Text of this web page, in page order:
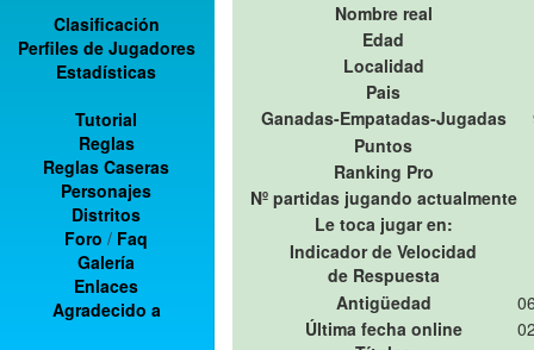
Clasificación
Perfiles de Jugadores
Estadísticas
Tutorial
Reglas
Reglas Caseras
Personajes
Distritos
Foro / Faq
Galería
Enlaces
Agradecido a
Nombre real
Edad
Localidad
Pais
Ganadas-Empatadas-Jugadas
Puntos
Ranking Pro
Nº partidas jugando actualmente
Le toca jugar en:
Indicador de Velocidad
de Respuesta
Antigüedad
Última fecha online